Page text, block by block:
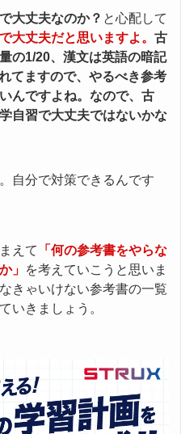
大丈夫なのか？ と心配して
大丈夫だと思いますよ。 古
の1/20、漢文は英語の暗記
てますので、やるべき参考
んですよね。なので、古
自習で大丈夫ではないかな
自分で対策できるんです
えて
「何の参考書をやらな
」 を考えていこうと思いま
きゃいけない参考書の一覧
いきましょう。